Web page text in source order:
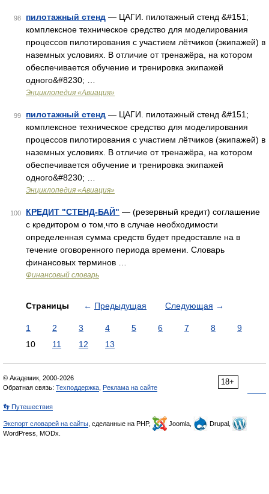
98 пилотажный стенд — ЦАГИ. пилотажный стенд &#151;
комплексное техническое средство для моделирования
процессов пилотирования с участием лётчиков (экипажей) в
наземных условиях. В отличие от тренажёра, на котором
обеспечивается обучение и тренировка экипажей
одного&#8230; …
Энциклопедия «Авиация»
99 пилотажный стенд — ЦАГИ. пилотажный стенд &#151;
комплексное техническое средство для моделирования
процессов пилотирования с участием лётчиков (экипажей) в
наземных условиях. В отличие от тренажёра, на котором
обеспечивается обучение и тренировка экипажей
одного&#8230; …
Энциклопедия «Авиация»
100 КРЕДИТ "СТЕНД-БАЙ" — (резервный кредит) соглашение
с кредитором о том,что в случае необходимости
определенная сумма средств будет предоставле на в
течение оговоренного периода времени. Словарь
финансовых терминов …
Финансовый словарь
Страницы ← Предыдущая Следующая →
1 2 3 4 5 6 7 8
9
10
11 12 13
18+
© Академик, 2000-2026
Обратная связь: Техподдержка Реклама на сайте
👣 Путешествия
Экспорт словарей на сайты , сделанные на PHP, Joomla,
Drupal,
WordPress, MODx.